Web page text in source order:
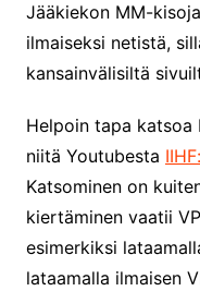
Jääkiekon MM-
ilmaiseksi netistä,
kansainvälisiltä
Helpoin tapa katsoa
niitä Youtubesta
Katsominen on
kiertäminen vaatii
esimerkiksi
lataamalla ilmaisen